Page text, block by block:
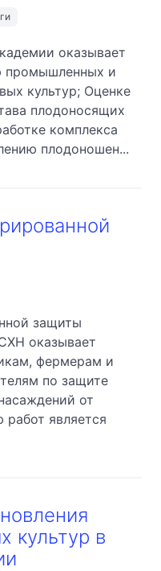
оказывает
промышленных и
культур; Оценке
плодоносящих
комплекса
плодоношен...
защиты
оказывает
фермерам и
по защите
от
является
культур в